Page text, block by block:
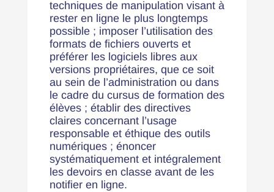
techniques de manipulation visant à
rester en ligne le plus longtemps
possible ; imposer l’utilisation des
formats de fichiers ouverts et
préférer les logiciels libres aux
versions propriétaires, que ce soit
au sein de l’administration ou dans
le cadre du cursus de formation des
élèves ; établir des directives
claires concernant l’usage
responsable et éthique des outils
numériques ; énoncer
systématiquement et intégralement
les devoirs en classe avant de les
notifier en ligne.